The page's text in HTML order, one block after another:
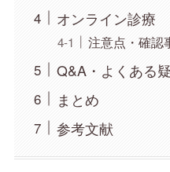
オンライン診療
注意点・確認
Q&A・よくある
まとめ
参考文献